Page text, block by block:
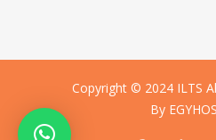
Copyright © 2024 ILTS
By